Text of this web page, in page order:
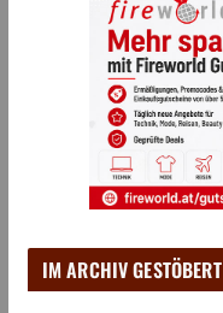
IM ARCHIV GESTÖBERT